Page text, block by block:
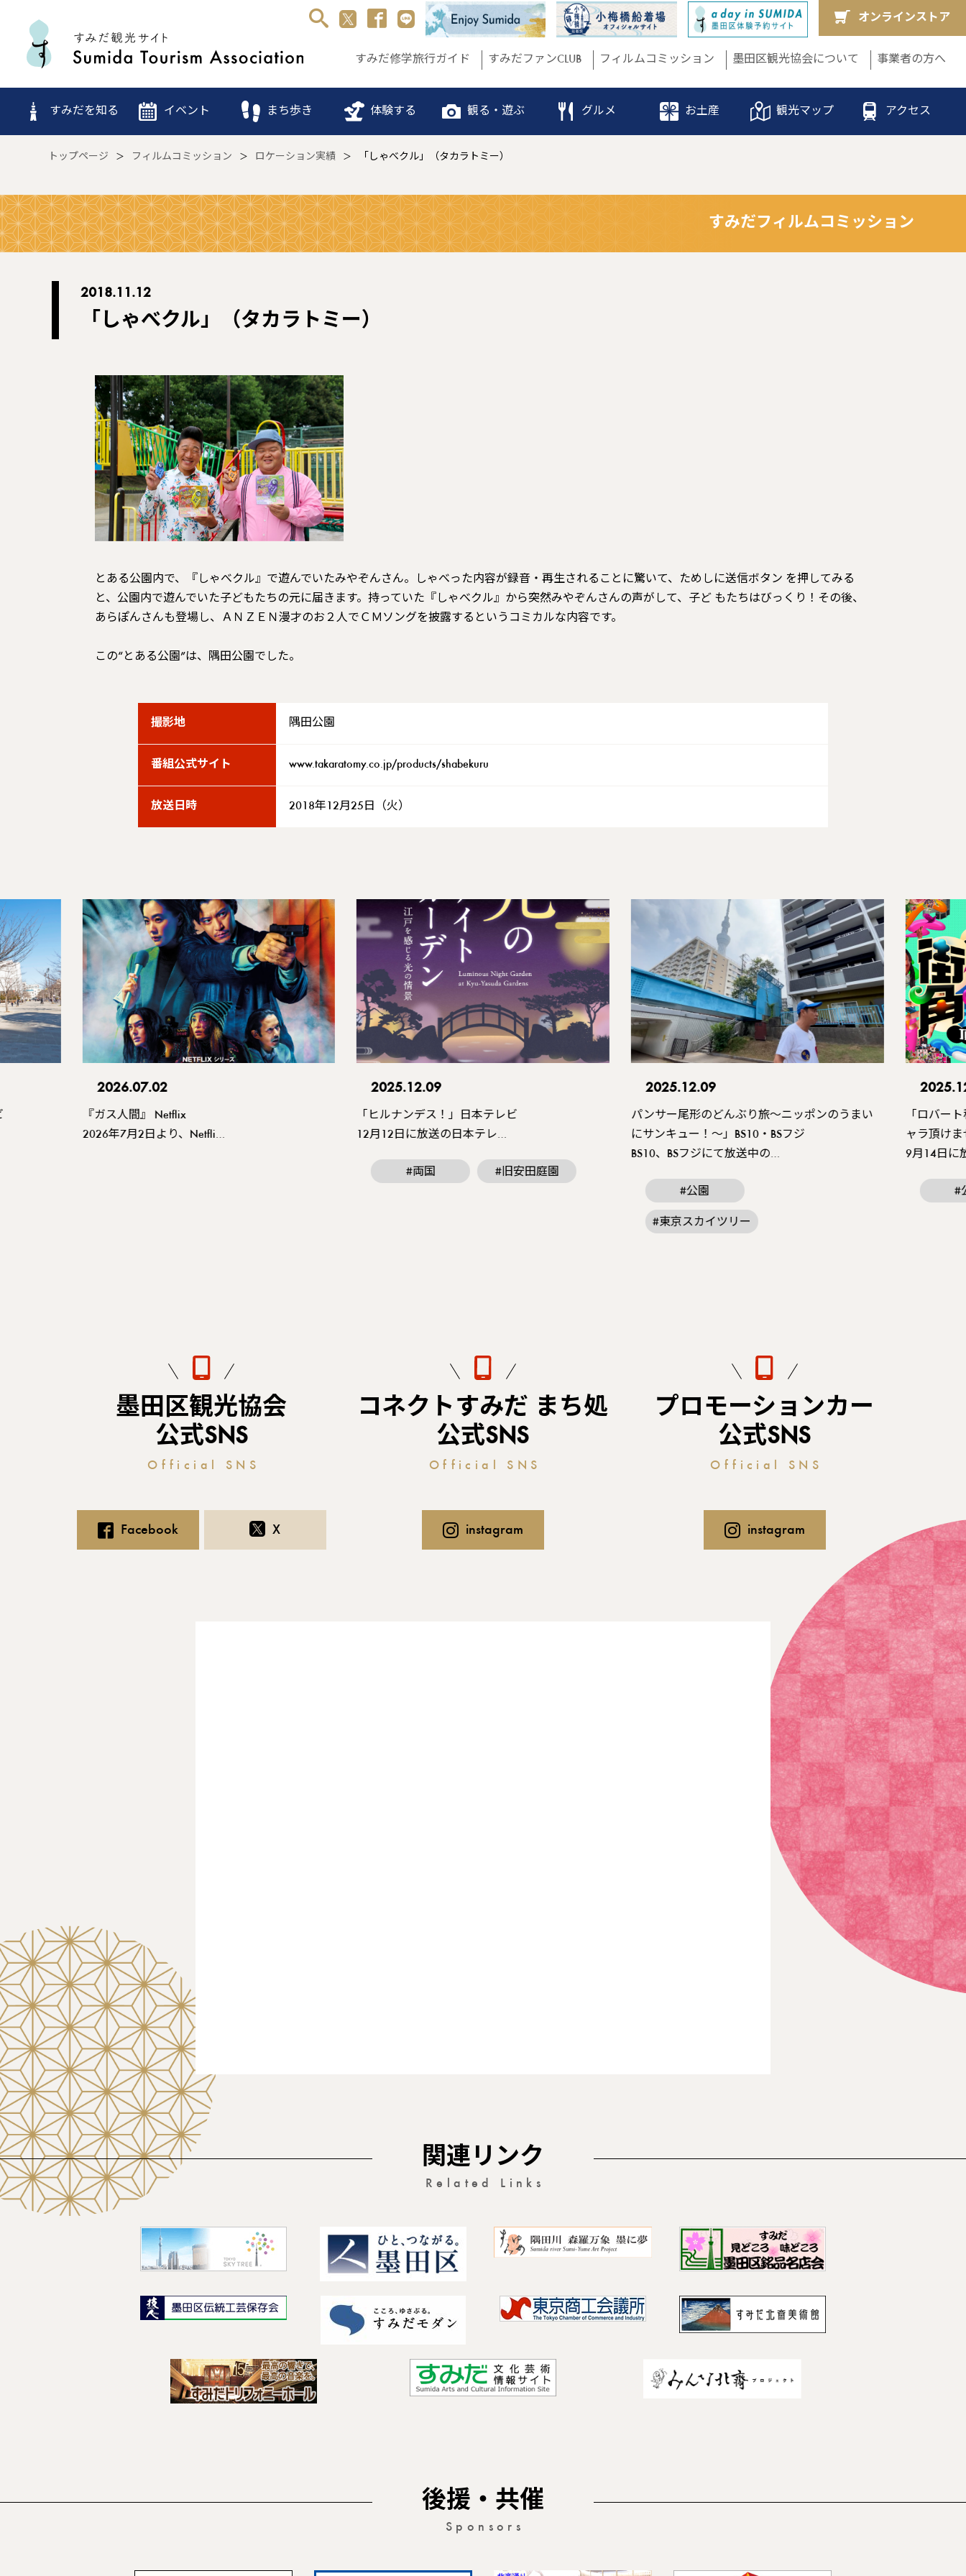
オンラインストア
すみだ修学旅行ガイド すみだファンCLUB フィルムコミッション 墨田区観光協会について 事業者の方へ
すみだを知る イベント まち歩き 体験する 観る・遊ぶ グルメ お土産 観光マップ アクセス
トップページ フィルムコミッション ロケーション実績 「しゃべクル」（タカラトミー）
すみだフィルムコミッション
2018.11.12
「しゃべクル」（タカラトミー）
とある公園内で、『しゃべクル』で遊んでいたみやぞんさん。しゃべった内容が録音・再生されることに驚いて、ためしに送信ボタン を押してみる
と、公園内で遊んでいた子どもたちの元に届きます。持っていた『しゃべクル』から突然みやぞんさんの声がして、子ど もたちはびっくり！その後、
あらぽんさんも登場し、ＡＮＺＥＮ漫才のお２人でＣＭソングを披露するというコミカルな内容です。
この“とある公園”は、隅田公園でした。
撮影地 隅田公園
番組公式サイト www.takaratomy.co.jp/products/shabekuru
放送日時 2018年12月25日（火）
2026.07.02
『ガス人間』 Netflix
2026年7月2日より、Netfli…
2025.12.09
「ヒルナンデス！」日本テレビ
12月12日に放送の日本テレ…
#両国 #旧安田庭園
2025.12.09
パンサー尾形のどんぶり旅〜ニッポンのうまい
にサンキュー！〜」
BS10・ BSフジ
BS10、BSフジにて放送中の…
#公園
#東京スカイツリー
「ロバー
ャラ頂け
9月14日に
#
墨田区観光協会
公式SNS
Official SNS
Facebook X
コネクトすみだ まち処
公式SNS
Official SNS
instagram
プロモーションカー
公式SNS
Official SNS
instagram
関連リンク
Related Links
後援・共催
Sponsors